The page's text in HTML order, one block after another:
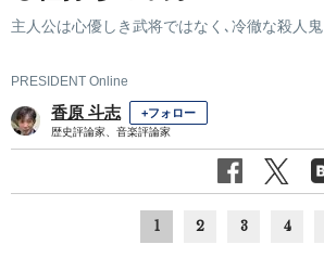
主人公は心優しき武将ではなく､冷徹な殺人鬼
PRESIDENT Online
香原 斗志 +フォロー
歴史評論家、音楽評論家
1 2 3 4